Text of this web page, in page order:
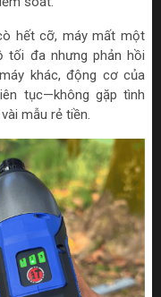
hết cỡ, máy mất một
tối đa nhưng phản hồi
khác, động cơ của
tục—không gặp tình
mẫu rẻ tiền.